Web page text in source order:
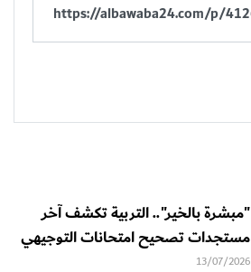
"مبشرة بالخير".. التربية تكشف آخر
مستجدات تصحيح امتحانات التوجيهي
13/07/2026